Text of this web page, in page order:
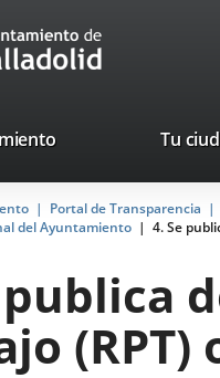
Tu
Portal de Transparencia
del Ayuntamiento
4. Se
publica